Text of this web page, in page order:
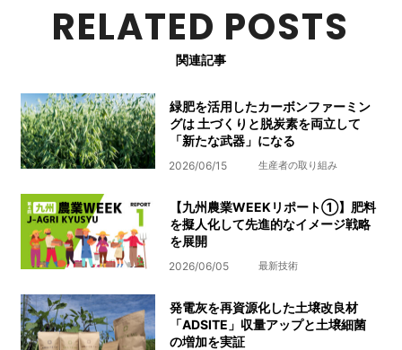
RELATED POSTS
関連記事
緑肥を活用したカーボンファーミン
グは 土づくりと脱炭素を両立して
「新たな武器」になる
2026/06/15 生産者の取り組み
【九州農業WEEKリポート①】肥料
を擬人化して先進的なイメージ戦略
を展開
2026/06/05 最新技術
発電灰を再資源化した土壌改良材
「ADSITE」収量アップと土壌細菌
の増加を実証